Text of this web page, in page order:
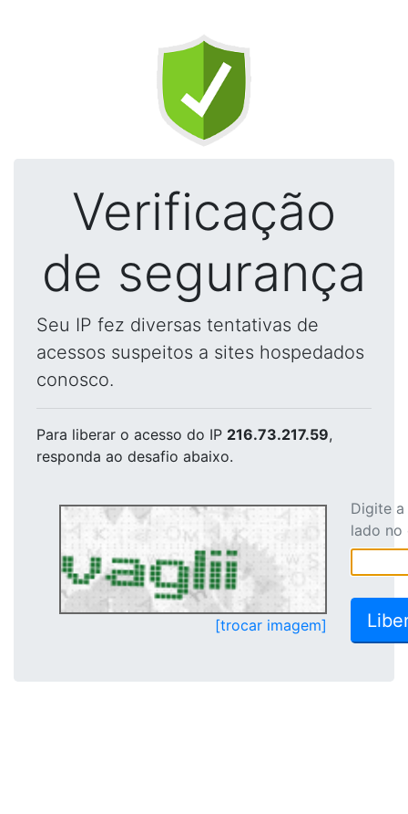
Verificação
de segurança
Seu IP fez diversas tentativas de
acessos suspeitos a sites hospedados
conosco.
Para liberar o acesso do IP 216.73.217.59,
responda ao desafio abaixo.
[trocar imagem]
Digite
lado no